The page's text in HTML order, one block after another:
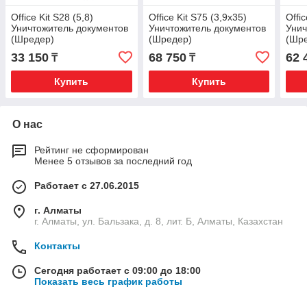
Office Kit S28 (5,8)
Уничтожитель документов
(Шредер)
33 150 ₸
Купить
Office Kit S75 (3,9х35)
Уничтожитель документов
(Шредер)
68 750₸
Купить
62
О нас
Рейтинг не сформирован
Менее 5 отзывов за последний год
Работает с 27.06.2015
г. Алматы
г. Алматы, ул. Бальзака, д. 8, лит. Б, Алматы, Казахстан
Контакты
Сегодня работает с 09:00 до 18:00
Показать весь график работы